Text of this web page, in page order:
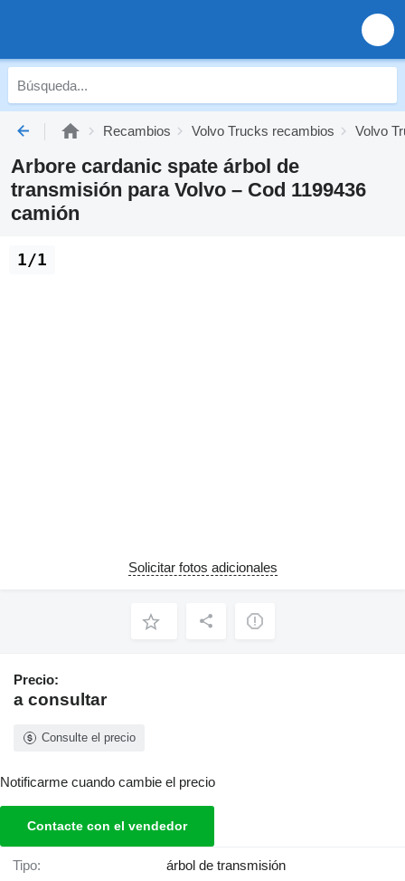
Recambios Volvo Trucks recambios Volvo
Arbore cardanic spate árbol de
transmisión para Volvo – Cod 1199436
camión
1/1
Solicitar fotos adicionales
Precio:
a consultar
Consulte el precio
Notificarme cuando cambie el precio
Contacte con el vendedor
Tipo: árbol de transmisión